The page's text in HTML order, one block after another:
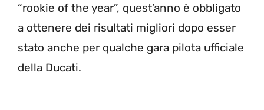
“rookie of the year”, quest’anno è obbligato
a ottenere dei risultati migliori dopo esser
stato anche per qualche gara pilota ufficiale
della Ducati.